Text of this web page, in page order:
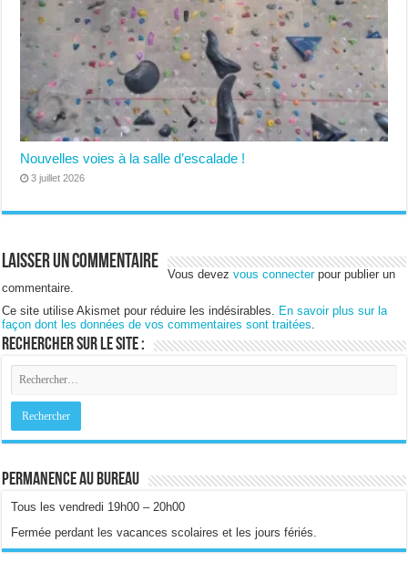
Nouvelles voies à la salle d’escalade !
3 juillet 2026
Laisser un commentaire
Vous devezvous connecterpour publier un
commentaire.
Ce site utilise Akismet pour réduire les indésirables.
En savoir plus sur la
façon dont les données de vos commentaires sont traitées
Rechercher sur le site :
Permanence au bureau
Tous les vendredi 19h00 – 20h00
Fermée perdant les vacances scolaires et les jours fériés.